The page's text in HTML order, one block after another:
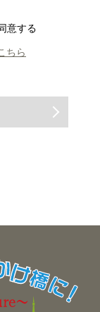
意する
ちら